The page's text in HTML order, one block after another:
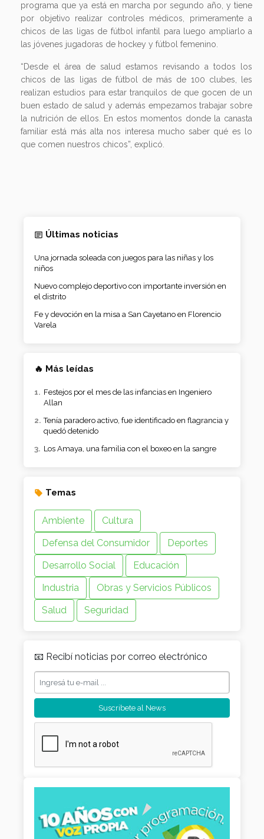
programa que ya está en marcha por segundo año, y tiene
por objetivo realizar controles médicos, primeramente a
chicos de las ligas de fútbol infantil para luego ampliarlo a
las jóvenes jugadoras de hockey y fútbol femenino.
“Desde el área de salud estamos revisando a todos los
chicos de las ligas de fútbol de más de 100 clubes, les
realizan estudios para estar tranquilos de que gocen de un
buen estado de salud y además empezamos trabajar sobre
la nutrición de ellos. En estos momentos donde la canasta
familiar está más alta nos interesa mucho saber qué es lo
que comen nuestros chicos”, explicó.
Últimas noticias
Una jornada soleada con juegos para las niñas y los
niños
Nuevo complejo deportivo con importante inversión en
el distrito
Fe y devoción en la misa a San Cayetano en Florencio
Varela
🔥 Más leídas
Festejos por el mes de las infancias en Ingeniero
Allan
Tenía paradero activo, fue identificado en flagrancia y
quedó detenido
Los Amaya, una familia con el boxeo en la sangre
Temas
Ambiente
Cultura
Defensa del Consumidor
Deportes
Desarrollo Social
Educación
Industria
Obras y Servicios Públicos
Salud
Seguridad
📧 Recibí noticias por correo electrónico